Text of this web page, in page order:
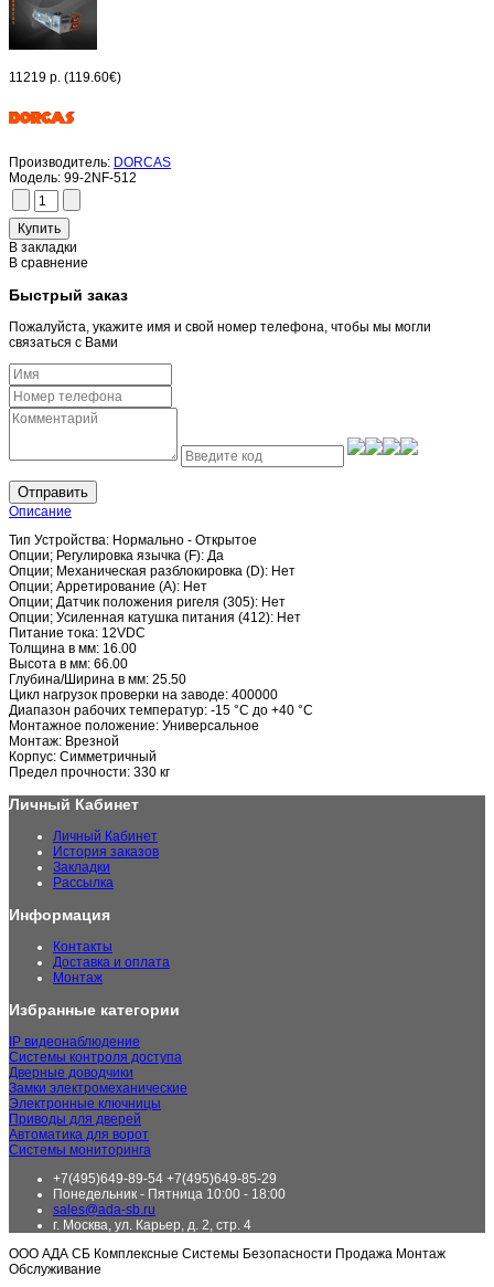
11219 р. (119.60€)
Производитель: DORCAS
Модель: 99-2NF-512
В закладки
В сравнение
Быстрый заказ
Пожалуйста, укажите имя и свой номер телефона, чтобы мы могли
связаться с Вами
Отправить
Описание
Тип Устройства: Нормально - Открытое
Опции; Регулировка язычка (F): Да
Опции; Механическая разблокировка (D): Нет
Опции; Арретирование (A): Нет
Опции; Датчик положения ригеля (305): Нет
Опции; Усиленная катушка питания (412): Нет
Питание тока: 12VDC
Толщина в мм: 16.00
Высота в мм: 66.00
Глубина/Ширина в мм: 25.50
Цикл нагрузок проверки на заводе: 400000
Диапазон рабочих температур: -15 °C до +40 °C
Монтажное положение: Универсальное
Монтаж: Врезной
Корпус: Симметричный
Предел прочности: 330 кг
Личный Кабинет
Личный Кабинет
История заказов
Закладки
Рассылка
Информация
Контакты
Доставка и оплата
Монтаж
Избранные категории
IP видеонаблюдение
Системы контроля доступа
Дверные доводчики
Замки электромеханические
Электронные ключницы
Приводы для дверей
Автоматика для ворот
Системы мониторинга
+7(495)649-89-54 +7(495)649-85-29
Понедельник - Пятница 10:00 - 18:00
sales@ada-sb.ru
г. Москва, ул. Карьер, д. 2, стр. 4
ООО АДА СБ Комплексные Системы Безопасности Продажа Монтаж
Обслуживание